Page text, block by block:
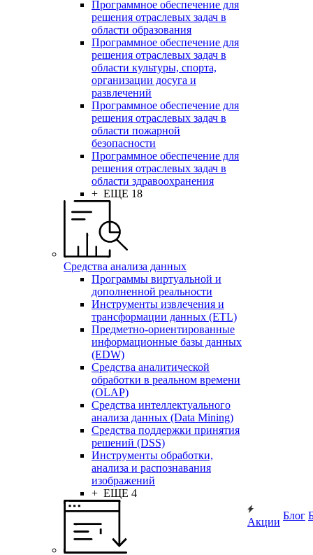
Программное обеспечение для
решения отраслевых задач в
области образования
Программное обеспечение для
решения отраслевых задач в
области культуры, спорта,
организации досуга и
развлечений
Программное обеспечение для
решения отраслевых задач в
области пожарной
безопасности
Программное обеспечение для
решения отраслевых задач в
области здравоохранения
+ ЕЩЕ 18
Средства анализа данных
Программы виртуальной и
дополненной реальности
Инструменты извлечения и
трансформации данных (ETL)
Предметно-ориентированные
информационные базы данных
(EDW)
Средства аналитической
обработки в реальном времени
(OLAP)
Средства интеллектуального
анализа данных (Data Mining)
Средства поддержки принятия
решений (DSS)
Инструменты обработки,
анализа и распознавания
изображений
+ ЕЩЕ 4
Акции
Блог